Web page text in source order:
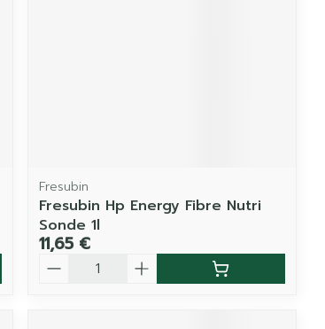
Fresubin
Fresubin Hp Energy Fibre Nutri
Sonde 1l
11,65 €
Quantité